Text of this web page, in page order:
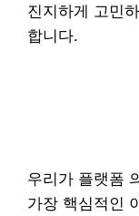
진지하게 고민
합니다.
우리가 플랫폼
가장 핵심적인